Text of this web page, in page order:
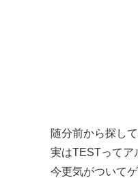
随分前から探し
実はTESTってア
今更気がついて